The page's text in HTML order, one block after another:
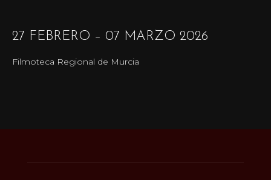
27 FEBRERO – 07 MARZO 2026
Filmoteca Regional de Murcia